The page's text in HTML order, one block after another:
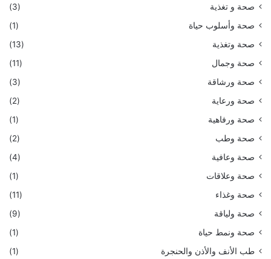
صحة و تغذية
(3)
صحة وأسلوب حياة
(1)
صحة وتغذية
(13)
صحة وجمال
(11)
صحة ورشاقة
(3)
صحة ورعاية
(2)
صحة ورفاهية
(1)
صحة وطب
(2)
صحة وعافية
(4)
صحة وعلاقات
(1)
صحة وغذاء
(11)
صحة ولياقة
(9)
صحة ونمط حياة
(1)
طب الأنف والأذن والحنجرة
(1)